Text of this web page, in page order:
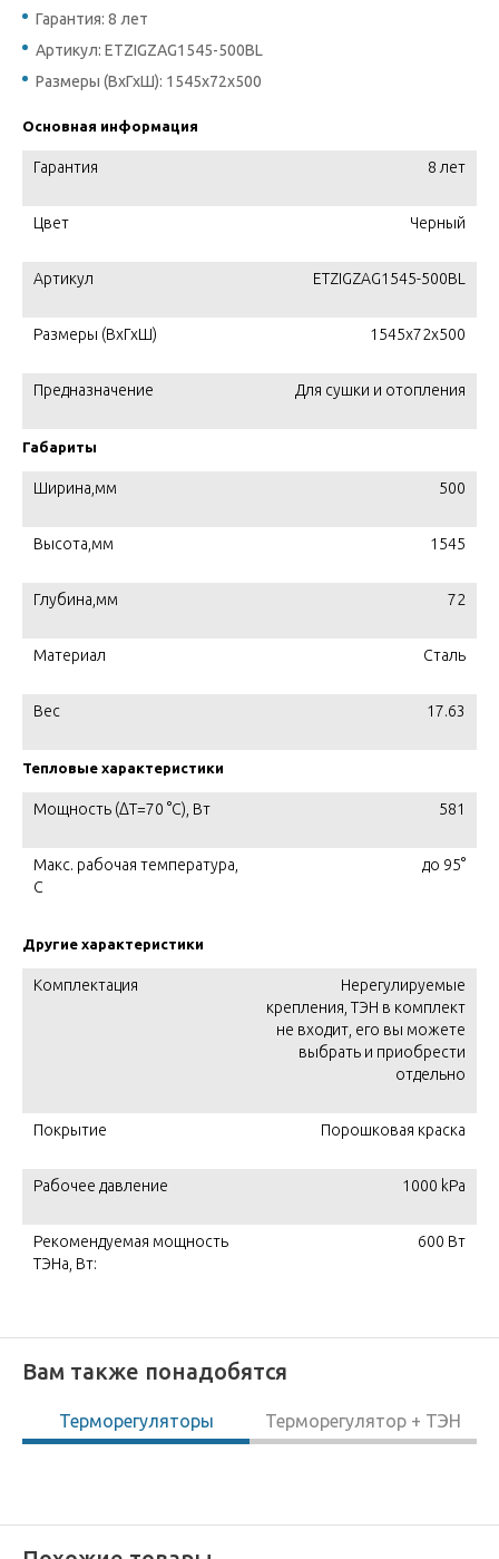
Гарантия: 8 лет
Артикул: ETZIGZAG1545-500BL
Размеры (ВхГхШ): 1545x72х500
Основная информация
Гарантия 8 лет
Цвет Черный
Артикул ETZIGZAG1545-500BL
Размеры (ВхГхШ) 1545x72х500
Предназначение Для сушки и отопления
Габариты
Ширина,мм 500
Высота,мм 1545
Глубина,мм 72
Материал Сталь
Вес 17.63
Тепловые характеристики
Мощность (ΔT=70 °C), Вт 581
Макс. рабочая температура,
C
до 95°
Другие характеристики
Комплектация
Нерегулируемые
крепления, ТЭН в комплект
не входит, его вы можете
выбрать и приобрести
отдельно
Покрытие Порошковая краска
Рабочее давление 1000 kPa
Рекомендуемая мощность
ТЭНа, Вт:
600 Вт
Вам также понадобятся
Терморегуляторы Терморегулятор + ТЭН